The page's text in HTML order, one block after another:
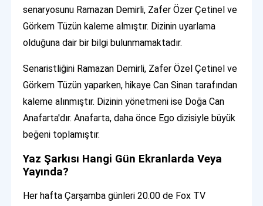
senaryosunu Ramazan Demirli, Zafer Özer Çetinel ve
Görkem Tüzün kaleme almıştır. Dizinin uyarlama
olduğuna dair bir bilgi bulunmamaktadır.
Senaristliğini Ramazan Demirli, Zafer Özel Çetinel ve
Görkem Tüzün yaparken, hikaye Can Sinan tarafından
kaleme alınmıştır. Dizinin yönetmeni ise Doğa Can
Anafarta'dır. Anafarta, daha önce Ego dizisiyle büyük
beğeni toplamıştır.
Yaz Şarkısı Hangi Gün Ekranlarda Veya
Yayında?
Her hafta Çarşamba günleri 20.00 de Fox TV